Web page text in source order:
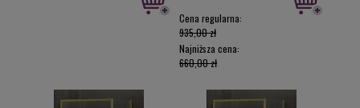
Cena regularna:
935,00 zł
Najniższa cena:
660,00 zł